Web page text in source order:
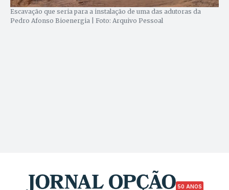
Escavação que seria para a instalação de uma das adutoras da
Pedro Afonso Bioenergia | Foto: Arquivo Pessoal
50 ANOS